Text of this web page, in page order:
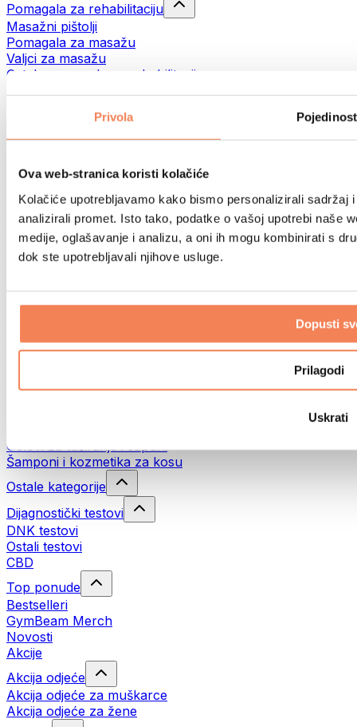
Privola
Ova web-stranica koristi kolačiće
Kolačiće upotrebljavamo kako bismo personalizirali sadržaj
analizirali promet. Isto tako, podatke o vašoj upotrebi naše
medije, oglašavanje i analizu, a oni ih mogu kombinirati s
dok ste upotrebljavali njihove usluge.
Dopusti
Prilagodi
Uskrati
Pomagala za rehabilitaciju
Masažni pištolji
Pomagala za masažu
Valjci za masažu
Ostala pomagala za rehabilitaciju
Torbe i ruksaci
Torbe za hranu i dodaci
Oprema prema aktivnosti
Trčanje
Borilački sportovi
Biciklizam
Joga i pilates
Terapija hladnom vodom
Planinarenje
Filteri i vrčevi za vodu
Deterdženti za rublje
Gelovi za tuširanje i sapuni
Šamponi i kozmetika za kosu
Ostale kategorije
Dijagnostički testovi
DNK testovi
Ostali testovi
CBD
Top ponude
Bestselleri
GymBeam Merch
Novosti
Akcije
Akcija odjeće
Akcija odjeće za muškarce
Akcija odjeće za žene